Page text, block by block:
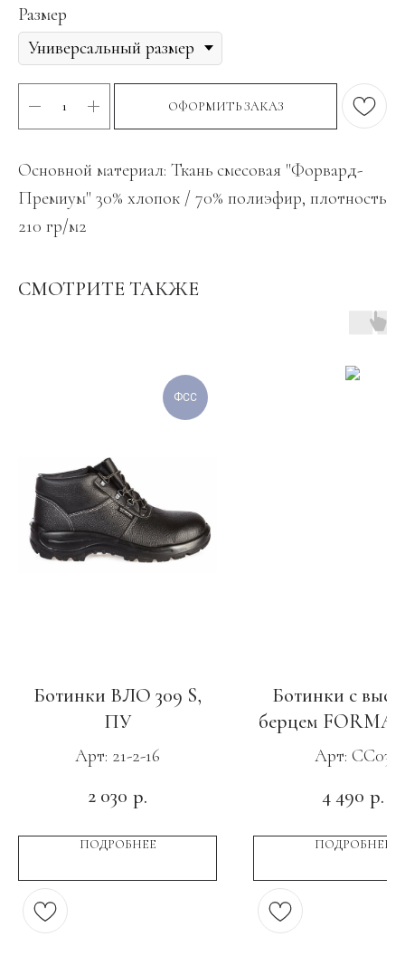
Размер
ОФОРМИТЬ ЗАКАЗ
Основной материал: Ткань смесовая "Форвард-
Премиум" 30% хлопок / 70% полиэфир, плотность
210 гр/м2
СМОТРИТЕ ТАКЖЕ
ФСС
Ботинки ВЛО 309 S,
ПУ
Арт: 21-2-16
2 030 р.
ПОДРОБНЕЕ
Ботинки с
берцем FORMA
ПУ-Нитрил c
Арт: CC03
4 490 р.
ПОДРОБНЕЕ